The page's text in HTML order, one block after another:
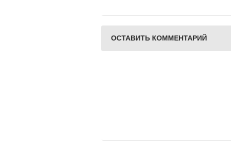
ОСТАВИТЬ КОММЕНТАРИЙ